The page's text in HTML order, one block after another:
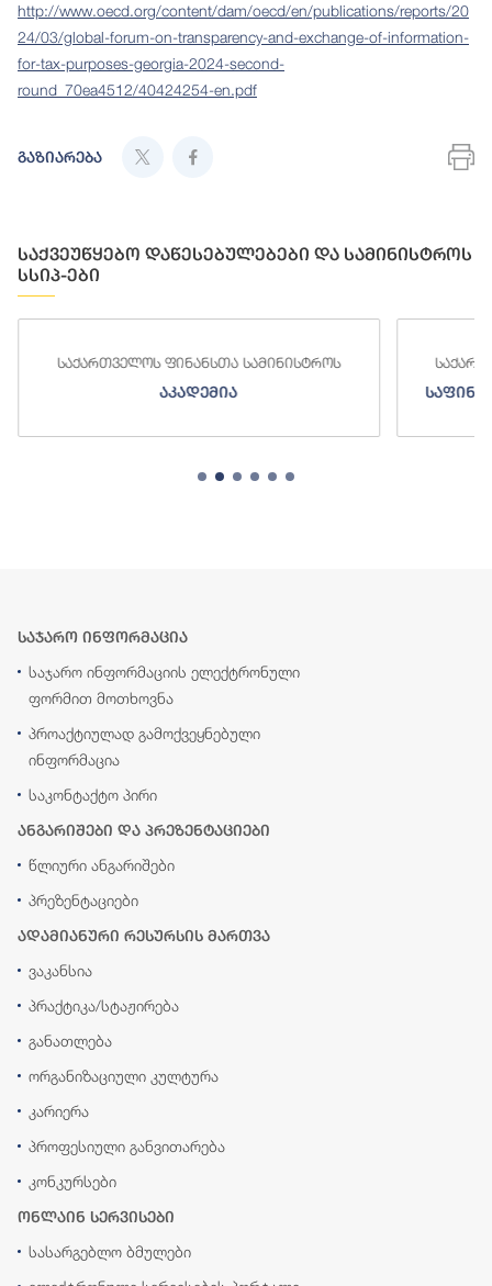
http://www.oecd.org/content/dam/oecd/en/publications/reports/20
24/03/global-forum-on-transparency-and-exchange-of-information-
for-tax-purposes-georgia-2024-second-
round_70ea4512/40424254-en.pdf
გაზიარება
საქვეუწყებო დაწესებულებები და სამინისტროს
სსიპ-ები
საქართველოს ფინანსთა სამინისტროს
აკადემია
საჯარო ინფორმაცია
საჯარო ინფორმაციის ელექტრონული
ფორმით მოთხოვნა
პროაქტიულად გამოქვეყნებული
ინფორმაცია
საკონტაქტო პირი
ანგარიშები და პრეზენტაციები
წლიური ანგარიშები
პრეზენტაციები
ადამიანური რესურსის მართვა
ვაკანსია
პრაქტიკა/სტაჟირება
განათლება
ორგანიზაციული კულტურა
კარიერა
პროფესიული განვითარება
კონკურსები
ონლაინ სერვისები
სასარგებლო ბმულები